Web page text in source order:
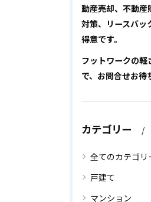
動産売却、不動産
対策、リースバッ
得意です。
フットワークの軽
で、お問合せお待
カテゴリー
全てのカテゴリ
戸建て
マンション